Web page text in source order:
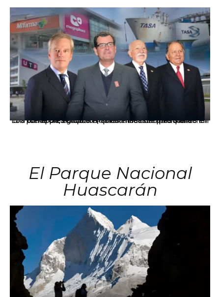
Los principales grupos empresariales del país mantienen una fuerte presencia en Áncash mediante inversiones en comercio, educación, salud e industria pesquera.
El Parque Nacional
Huascarán